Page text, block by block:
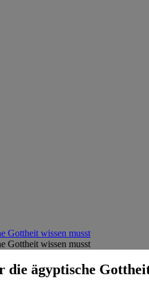
Gottheit wissen musst
Gottheit wissen musst
die ägyptische